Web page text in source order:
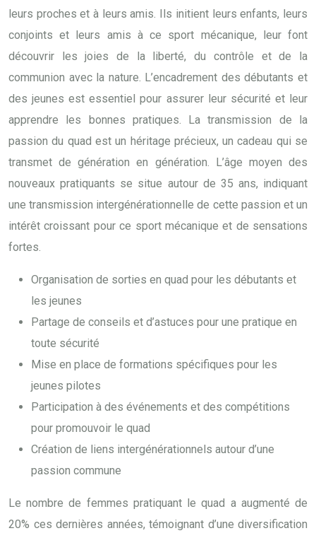
leurs proches et à leurs amis. Ils initient leurs enfants, leurs
conjoints et leurs amis à ce sport mécanique, leur font
découvrir les joies de la liberté, du contrôle et de la
communion avec la nature. L’encadrement des débutants et
des jeunes est essentiel pour assurer leur sécurité et leur
apprendre les bonnes pratiques. La transmission de la
passion du quad est un héritage précieux, un cadeau qui se
transmet de génération en génération. L’âge moyen des
nouveaux pratiquants se situe autour de 35 ans, indiquant
une transmission intergénérationnelle de cette passion et un
intérêt croissant pour ce sport mécanique et de sensations
fortes.
Organisation de sorties en quad pour les débutants et
les jeunes
Partage de conseils et d’astuces pour une pratique en
toute sécurité
Mise en place de formations spécifiques pour les
jeunes pilotes
Participation à des événements et des compétitions
pour promouvoir le quad
Création de liens intergénérationnels autour d’une
passion commune
Le nombre de femmes pratiquant le quad a augmenté de
20% ces dernières années, témoignant d’une diversification